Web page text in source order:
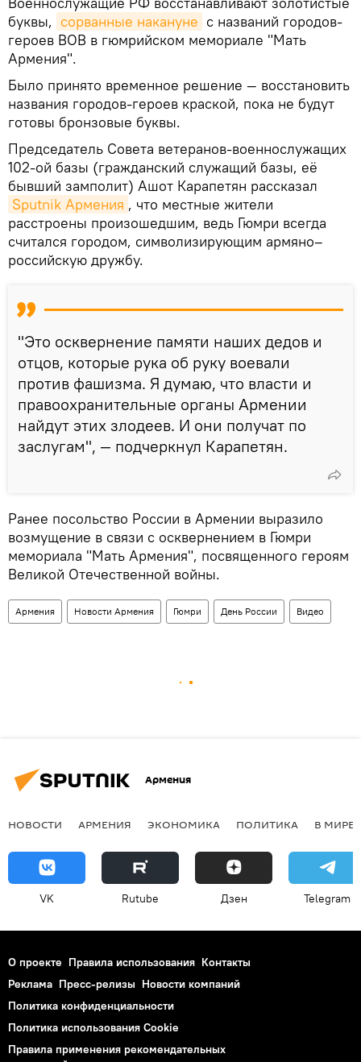
буквы, сорванные накануне с названий городов-
героев ВОВ в гюмрийском мемориале "Мать
Армения".
Было принято временное решение — восстановить
названия городов-героев краской, пока не будут
готовы бронзовые буквы.
Председатель Совета ветеранов-военнослужащих
102-ой базы (гражданский служащий базы, её
бывший замполит) Ашот Карапетян рассказал
Sputnik Армения , что местные жители
расстроены произошедшим, ведь Гюмри всегда
считался городом, символизирующим армяно–
российскую дружбу.
"Это осквернение памяти наших дедов и
отцов, которые рука об руку воевали
против фашизма. Я думаю, что власти и
правоохранительные органы Армении
найдут этих злодеев. И они получат по
заслугам", — подчеркнул Карапетян.
Ранее посольство России в Армении выразило
возмущение в связи с осквернением в Гюмри
мемориала "Мать Армения", посвященного героям
Великой Отечественной войны.
Армения Новости Армения Гюмри День России Видео
Армения
НОВОСТИ АРМЕНИЯ ЭКОНОМИКА ПОЛИТИКА В МИРЕ
VK Rutube Дзен Telegram
О проекте Правила использования Контакты
Реклама Пресс-релизы Новости компаний
Политика конфиденциальности
Политика использования Cookie
Правила применения рекомендательных